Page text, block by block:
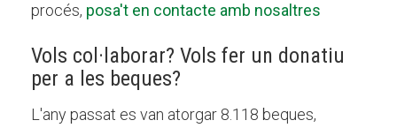
procés, posa't en contacte amb nosaltres
Vols col·laborar? Vols fer un donatiu
per a les beques?
L'any passat es van atorgar 8.118 beques,